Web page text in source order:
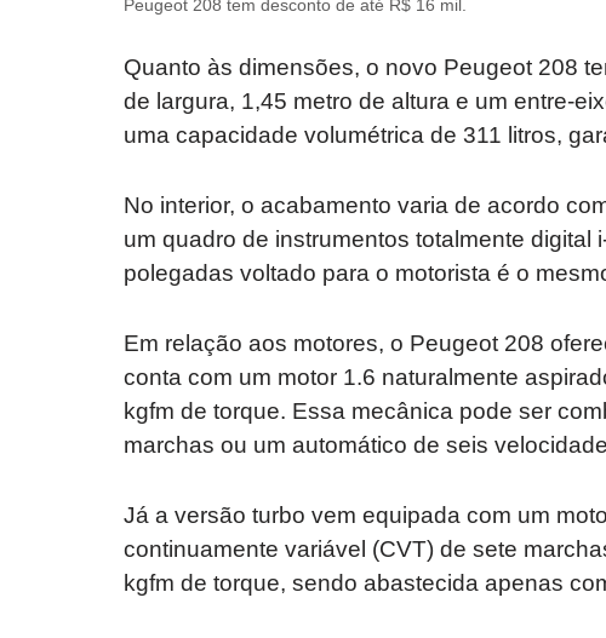
Peugeot 208 tem desconto de até R$ 16 mil.
Quanto às dimensões, o novo Peugeot 208
de largura, 1,45 metro de altura e um entre-
uma capacidade volumétrica de 311 litros,
No interior, o acabamento varia de acordo
um quadro de instrumentos totalmente
polegadas voltado para o motorista é o
Em relação aos motores, o Peugeot 208
conta com um motor 1.6 naturalmente
kgfm de torque. Essa mecânica pode ser
marchas ou um automático de seis
Já a versão turbo vem equipada com um
continuamente variável (CVT) de sete
kgfm de torque, sendo abastecida apenas